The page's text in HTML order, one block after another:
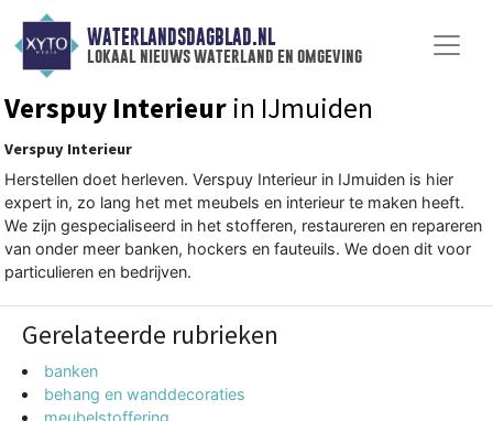
WATERLANDSDAGBLAD.NL
lokaal nieuws waterland en omgeving
Verspuy Interieur in IJmuiden
Verspuy Interieur
Herstellen doet herleven. Verspuy Interieur in IJmuiden is hier
expert in, zo lang het met meubels en interieur te maken heeft.
We zijn gespecialiseerd in het stofferen, restaureren en repareren
van onder meer banken, hockers en fauteuils. We doen dit voor
particulieren en bedrijven.
Gerelateerde rubrieken
banken
behang en wanddecoraties
meubelstoffering